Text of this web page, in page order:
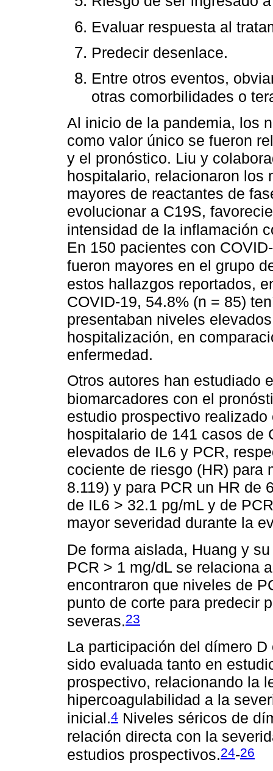
Evaluar respuesta al
Predecir desenlace.
Entre otros eventos,
otras comorbilidades o
Al inicio de la pandemia, los
como valor único se fueron
y el pronóstico. Liu y
hospitalario, relacionaron los
mayores de reactantes de
evolucionar a C19S,
intensidad de la inflamación
En 150 pacientes con
fueron mayores en el grupo
estos hallazgos reportados,
COVID-19, 54.8% (n = 85)
presentaban niveles
hospitalización, en
enfermedad.
Otros autores han estudiado
biomarcadores con el
estudio prospectivo
hospitalario de 141 casos de
elevados de IL6 y PCR,
cociente de riesgo (HR) para
8.119) y para PCR un HR de
de IL6 > 32.1 pg/mL y de
mayor severidad durante la
De forma aislada, Huang y
PCR > 1 mg/dL se relaciona
encontraron que niveles de
punto de corte para predecir
severas.23
La participación del dímero
sido evaluada tanto en
prospectivo, relacionando la
hipercoagulabilidad a la
inicial.4 Niveles séricos de
relación directa con la
estudios prospectivos.24-26